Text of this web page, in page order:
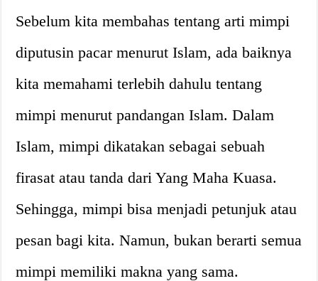
Sebelum kita membahas tentang arti mimpi
diputusin pacar menurut Islam, ada baiknya
kita memahami terlebih dahulu tentang
mimpi menurut pandangan Islam. Dalam
Islam, mimpi dikatakan sebagai sebuah
firasat atau tanda dari Yang Maha Kuasa.
Sehingga, mimpi bisa menjadi petunjuk atau
pesan bagi kita. Namun, bukan berarti semua
mimpi memiliki makna yang sama.